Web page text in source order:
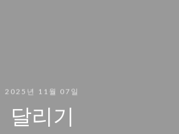
2025년 11월 07일
달리기